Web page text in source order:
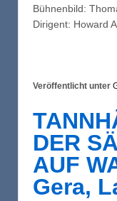
Bühnenbild:
Dirigent: Howard
Veröffentlicht unter
DER
AUF
Gera,